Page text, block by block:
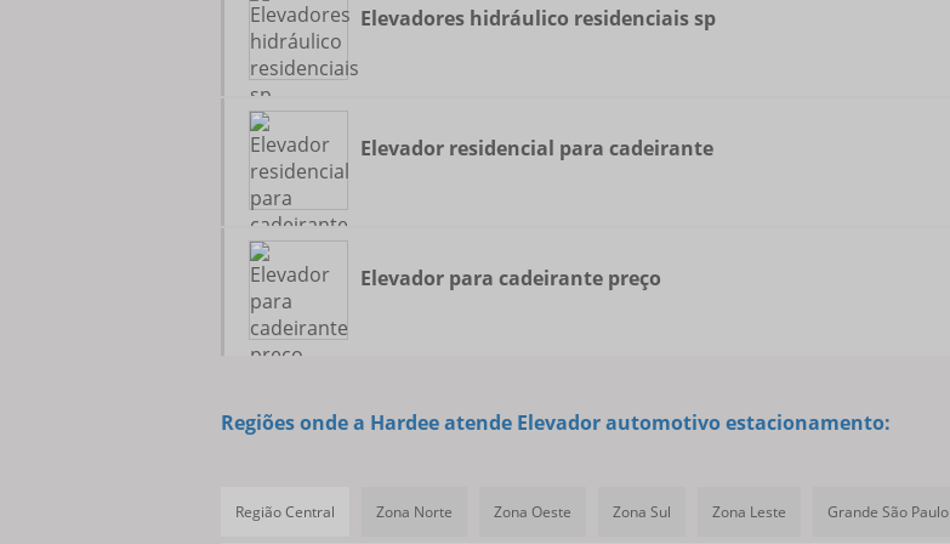
Elevadores hidráulico residenciais sp
Elevador residencial para cadeirante
Elevador para cadeirante preço
Regiões onde a Hardee atende Elevador automotivo estacionamento:
Região Central Zona Norte Zona Oeste Zona Sul Zona Leste Grande São Paulo